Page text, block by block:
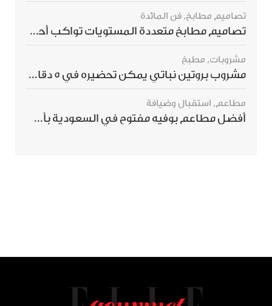
تصاميم مطابخ, فن المائدة
تصاميم مطابخ متعددة المستويات تواكب أحدث صيحات الديكور العالمي
مشروبات, مطبخ
مشروب بروتين نباتي يمكن تحضيره في 5 دقائق ويمنحك شعورًا بالشبع
مطاعم, استقبال وضيافة
أفضل مطاعم بوفيه مفتوح في السعودية بأسعار تناسب الجميع